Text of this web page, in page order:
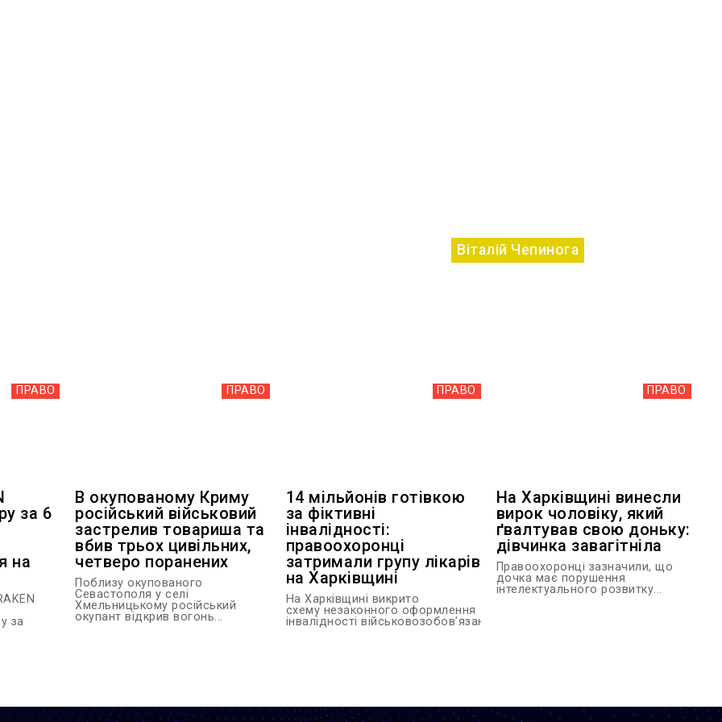
Віталій Чепинога
ПРАВО
за 6
на
за
ПРАВО
В окупованому Криму
російський військовий
застрелив товариша та
вбив трьох цивільних,
четверо поранених
Поблизу окупованого
Севастополя у селі
Хмельницькому російський
окупант відкрив вогонь...
ПРАВО
14 мільйонів готівкою
за фіктивні
інвалідності:
правоохоронці
затримали групу лікарів
на Харківщині
На Харківщині викрито
схему незаконного оформлення
інвалідності військовозобов’язаним...
ПРАВО
На Харківщині винесли
вирок чоловіку, який
ґвалтував свою доньку:
дівчинка завагітніла
Правоохоронці зазначили, що
дочка має порушення
інтелектуального розвитку...